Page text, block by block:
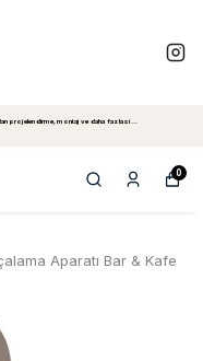
projelendirme, montaj ve daha fazlasi...
0
Aparatı Bar & Kafe